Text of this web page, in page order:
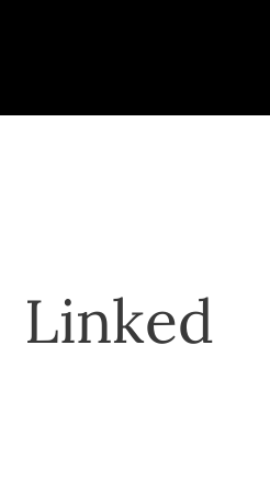
Linked